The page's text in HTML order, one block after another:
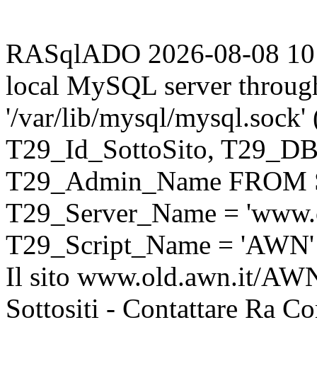
RASqlADO 2026-08-08
local MySQL server
'/var/lib/mysql/mysql.sock'
T29_Id_SottoSito,
T29_Admin_Name
T29_Server_Name =
T29_Script_Name = 'AWN'
Il sito www.old.awn.it/
Sottositi - Contattare Ra